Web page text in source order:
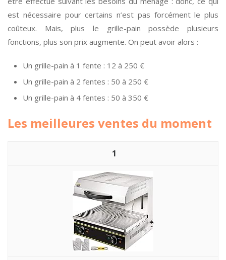
est nécessaire pour certains n’est pas forcément le plus
coûteux. Mais, plus le grille-pain possède plusieurs
fonctions, plus son prix augmente. On peut avoir alors :
Un grille-pain à 1 fente : 12 à 250 €
Un grille-pain à 2 fentes : 50 à 250 €
Un grille-pain à 4 fentes : 50 à 350 €
Les meilleures ventes du moment
1